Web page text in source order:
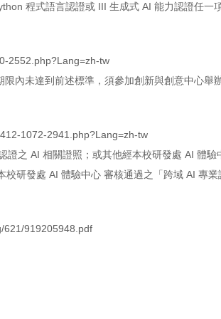
程式語言認證或 III 生成式 AI 能力認證任一
2552.php?Lang=zh-tw
內未達到前述標準，須參加創新與創意中心舉
1072-2941.php?Lang=zh-tw
之 AI 相關證照；或其他經本校研發處 AI 體驗
研發處 AI 體驗中心 審核通過之「跨域 AI 專業
621/919205948.pdf